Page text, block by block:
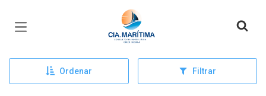
Página inicial
Ordenar Filtrar